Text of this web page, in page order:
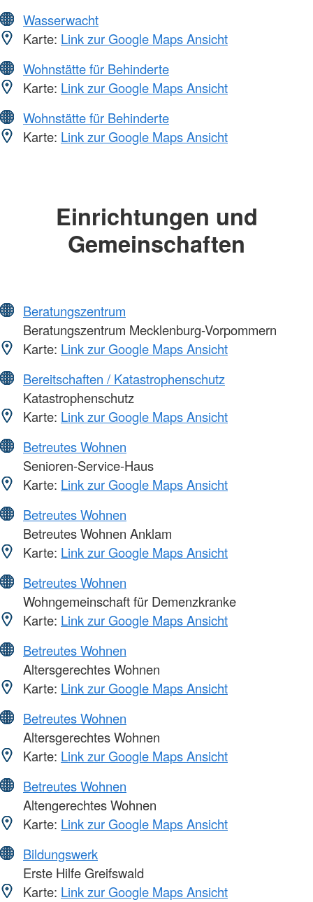
Wasserwacht
Karte: Link zur Google Maps Ansicht
Wohnstätte für Behinderte
Karte: Link zur Google Maps Ansicht
Wohnstätte für Behinderte
Karte: Link zur Google Maps Ansicht
Einrichtungen und
Gemeinschaften
Beratungszentrum
Beratungszentrum Mecklenburg-Vorpommern
Karte: Link zur Google Maps Ansicht
Bereitschaften / Katastrophenschutz
Katastrophenschutz
Karte: Link zur Google Maps Ansicht
Betreutes Wohnen
Senioren-Service-Haus
Karte: Link zur Google Maps Ansicht
Betreutes Wohnen
Betreutes Wohnen Anklam
Karte: Link zur Google Maps Ansicht
Betreutes Wohnen
Wohngemeinschaft für Demenzkranke
Karte: Link zur Google Maps Ansicht
Betreutes Wohnen
Altersgerechtes Wohnen
Karte: Link zur Google Maps Ansicht
Betreutes Wohnen
Altersgerechtes Wohnen
Karte: Link zur Google Maps Ansicht
Betreutes Wohnen
Altengerechtes Wohnen
Karte: Link zur Google Maps Ansicht
Bildungswerk
Erste Hilfe Greifswald
Karte: Link zur Google Maps Ansicht